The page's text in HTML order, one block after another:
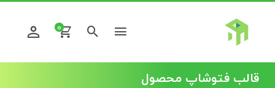
0
قالب فتوشاپ محصول